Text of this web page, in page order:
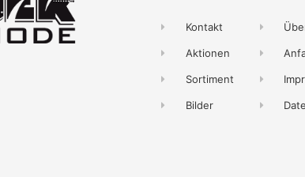
Kontakt
Aktionen
Sortiment
Bilder